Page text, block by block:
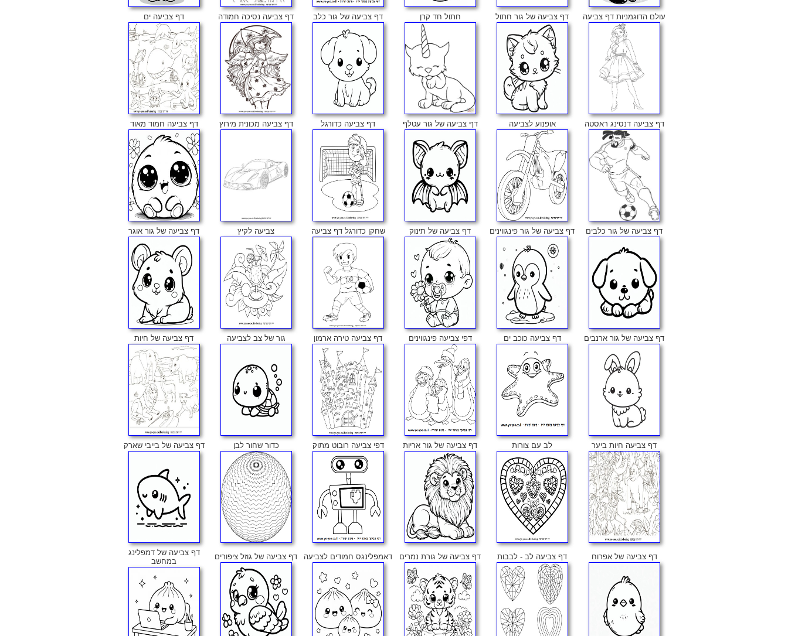
עולם הדוגמניות דף צביעה דף צביעה של גור חתול חתול חד קרן דף צביעה של גור כלב דף צביעה נסיכה חמודה דף צביעה ים
דף צביעה דנסינג ראסטה אופנוע לצביעה דף צביעה של גור עטלף דף צביעה כדורגל דף צביעה מכונית מירוץ דף צביעה חמוד מאוד
דף צביעה של גור כלבים דף צביעה של גור פינגווינים דף צביעה של תינוק שחקן כדורגל דף צביעה צביעה לקיץ דף צביעה של גור אוגר
דף צביעה של גור ארנבים דף צביעה כוכב ים דפי צביעה פינגווינים דף צביעה טירה ארמון גור של צב לצביעה דף צביעה של חיות
דף צביעה חיות ביער לב עם צורות דף צביעה של גור אריות דפי צביעה רובוט מתוק כדור שחור לבן דף צביעה של בייבי שארק
דף צביעה של אפרוח דף צביעה לב - לבבות דף צביעה של גורת נמרים דאמפלינגס חמודים לצביעה דף צביעה של גוזל ציפורים
דף צביעה של דמפלינג
במחשב